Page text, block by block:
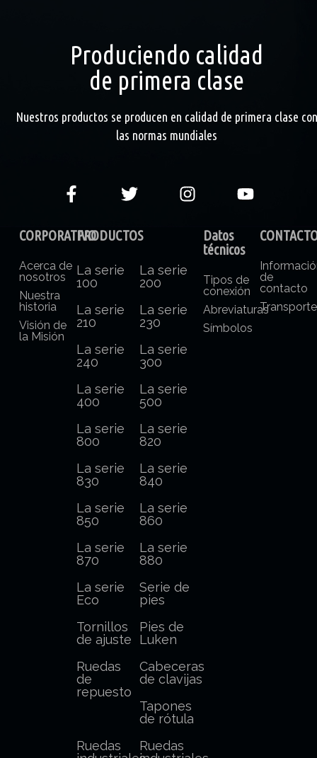
Produciendo calidad
de primera clase
Nuestros productos se producen en calidad de primera clase con
las normas mundiales
CORPORATIVO
Acerca de
nosotros
Nuestra
historia
Visión de
la Misión
PRODUCTOS
La serie
100
La serie
200
La serie
210
La serie
230
La serie
240
La serie
300
La serie
400
La serie
500
La serie
800
La serie
820
La serie
830
La serie
840
La serie
850
La serie
860
La serie
870
La serie
880
La serie
Eco
Serie de
pies
Tornillos
de ajuste
Pies de
Luken
Ruedas
de
repuesto
Cabeceras
de clavijas
Tapones
de rótula
Ruedas
Ruedas
Datos
técnicos
Tipos de
conexión
Abreviaturas
Símbolos
de
contacto
Transporte